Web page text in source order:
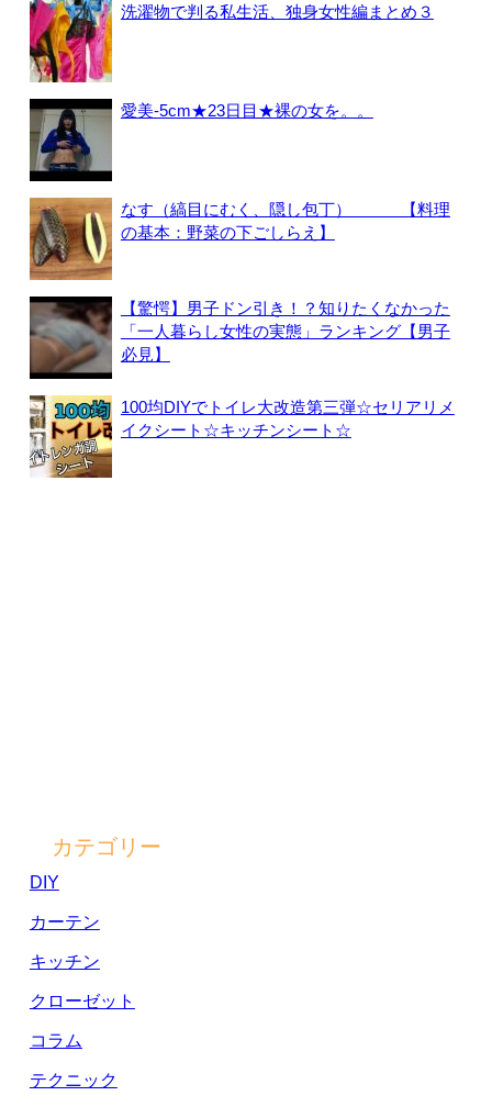
洗濯物で判る私生活、独身女性編まとめ３
愛美-5cm★23日目★裸の女を。。
なす（縞目にむく、隠し包丁） 【料理
の基本：野菜の下ごしらえ】
【驚愕】男子ドン引き！？知りたくなかった
「一人暮らし女性の実態」ランキング【男子
必見】
100均DIYでトイレ大改造第三弾☆セリアリメ
イクシート☆キッチンシート☆
カテゴリー
DIY
カーテン
キッチン
クローゼット
コラム
テクニック